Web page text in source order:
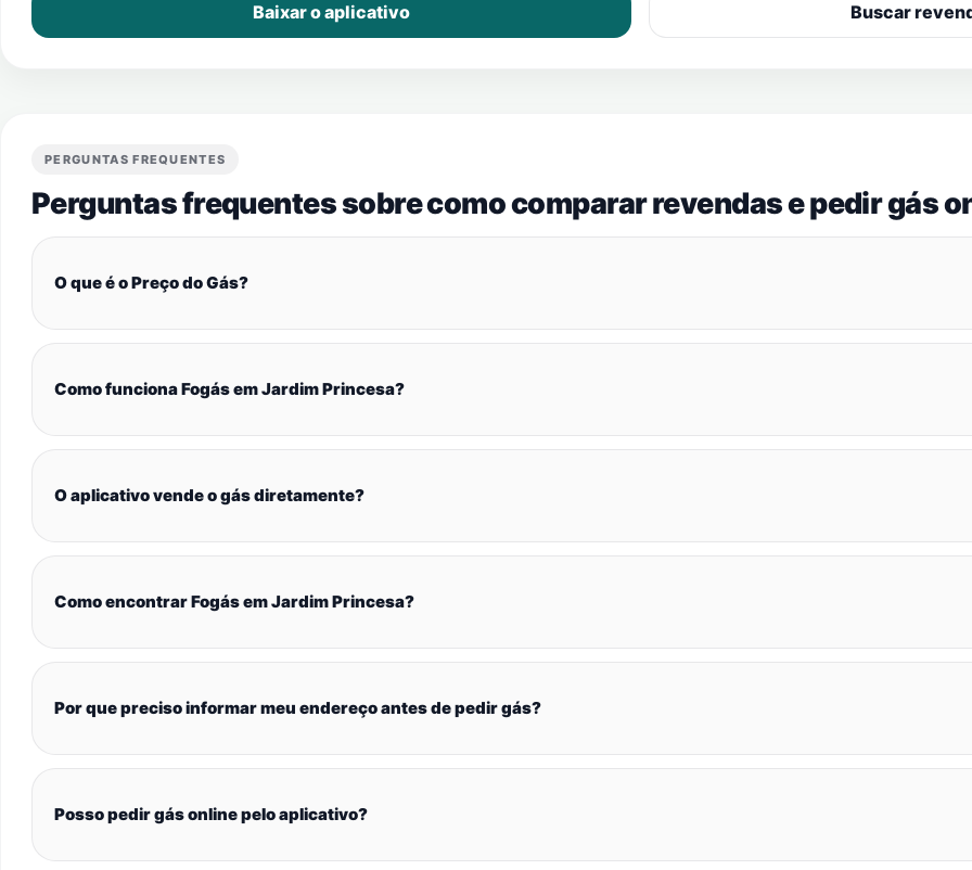
Baixar o aplicativo Buscar
PERGUNTAS FREQUENTES
Perguntas frequentes sobre como comparar revendas e pedir gás
O que é o Preço do Gás?
Como funciona Fogás em Jardim Princesa?
O aplicativo vende o gás diretamente?
Como encontrar Fogás em Jardim Princesa?
Por que preciso informar meu endereço antes de pedir gás?
Posso pedir gás online pelo aplicativo?